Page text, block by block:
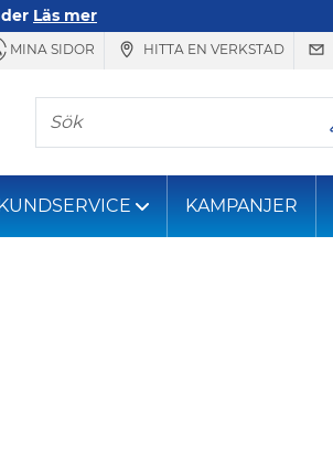
Läs mer
MINA SIDOR HITTA EN VERKSTAD
Sök
KUNDSERVICE KAMPANJER